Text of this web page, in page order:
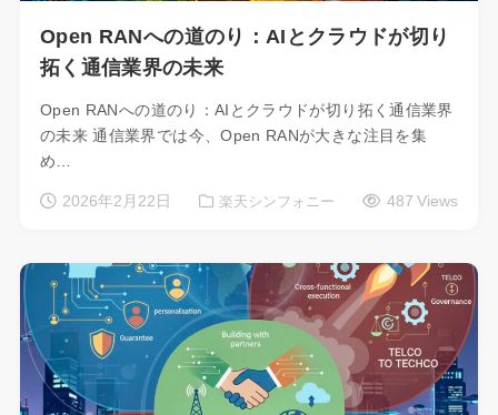
Open RANへの道のり：AIとクラウドが切り
拓く通信業界の未来
Open RANへの道のり：AIとクラウドが切り拓く通信業界
の未来 通信業界では今、Open RANが大きな注目を集
め…
2026年2月22日 楽天シンフォニー 487 Views